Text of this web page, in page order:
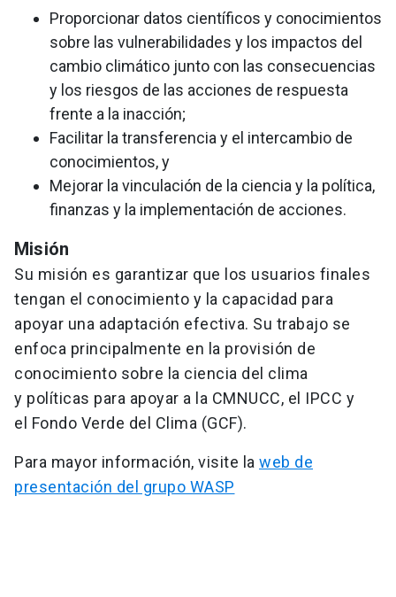
Proporcionar datos científicos y conocimientos
sobre las vulnerabilidades y los impactos del
cambio climático junto con las consecuencias
y los riesgos de las acciones de respuesta
frente a la inacción;
Facilitar la transferencia y el intercambio de
conocimientos, y
Mejorar la vinculación de la ciencia y la política,
finanzas y la implementación de acciones.
Misión
Su misión es garantizar que los usuarios finales
tengan el conocimiento y la capacidad para
apoyar una adaptación efectiva. Su trabajo se
enfoca principalmente en la provisión de
conocimiento sobre la ciencia del clima
y políticas para apoyar a la CMNUCC, el IPCC y
el Fondo Verde del Clima (GCF).
Para mayor información, visite la web de
presentación del grupo WASP